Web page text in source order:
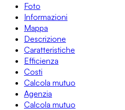
Foto
Informazioni
Mappa
Descrizione
Caratteristiche
Efficienza
Costi
Calcola mutuo
Agenzia
Calcola mutuo